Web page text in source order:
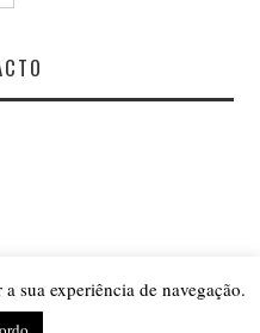
RIGHTS RESERVED.
sua experiência de navegação.